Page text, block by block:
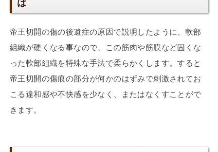
は
帝王切開の傷の後遺症の原因で説明したように、軟部
組織が硬くなる事なので、この筋肉や筋膜など固くな
った軟部組織を特殊な手法で柔らかくします。すると
帝王切開の傷痕の部分が何かのはずみで刺激されてお
こる違和感や不快感を少なく、またはなくすことがで
きます。